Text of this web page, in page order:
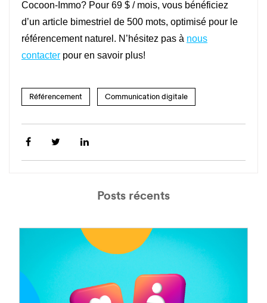
Cocoon-Immo? Pour 69 $ / mois, vous bénéficiez
d’un article bimestriel de 500 mots, optimisé pour le
référencement naturel. N’hésitez pas à nous
contacter pour en savoir plus!
Référencement Communication digitale
Posts récents